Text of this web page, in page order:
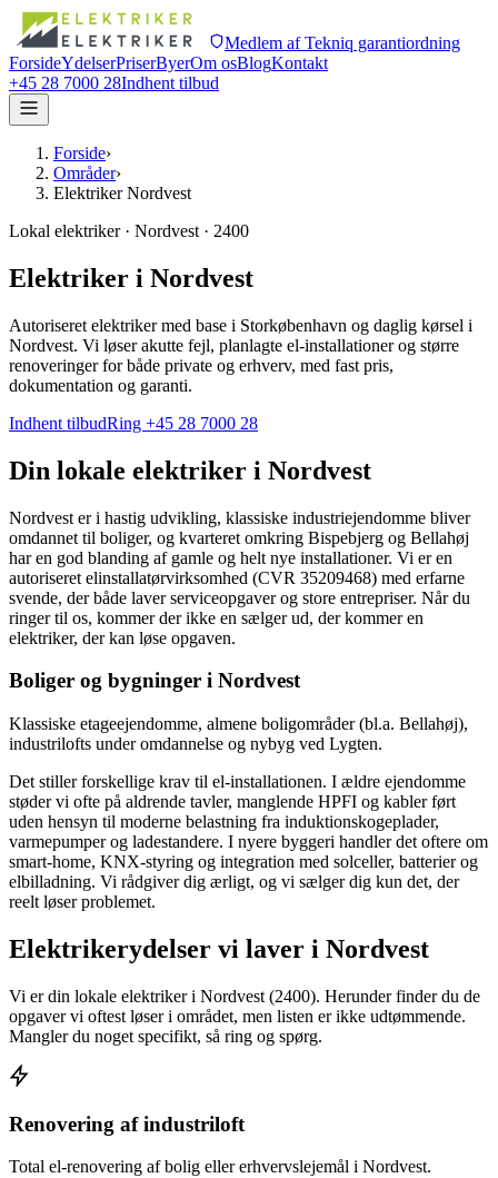
Medlem af Tekniq garantiordning
ForsideYdelserPriserByerOm osBlogKontakt
+45 28 7000 28Indhent tilbud
Forside›
Områder›
Elektriker Nordvest
Lokal elektriker · Nordvest · 2400
Elektriker i Nordvest
Autoriseret elektriker med base i Storkøbenhavn og daglig kørsel i
Nordvest. Vi løser akutte fejl, planlagte el-installationer og større
renoveringer for både private og erhverv, med fast pris,
dokumentation og garanti.
Indhent tilbudRing +45 28 7000 28
Din lokale elektriker i Nordvest
Nordvest er i hastig udvikling, klassiske industriejendomme bliver
omdannet til boliger, og kvarteret omkring Bispebjerg og Bellahøj
har en god blanding af gamle og helt nye installationer. Vi er en
autoriseret elinstallatørvirksomhed (CVR 35209468) med erfarne
svende, der både laver service­opgaver og store entrepriser. Når du
ringer til os, kommer der ikke en sælger ud, der kommer en
elektriker, der kan løse opgaven.
Boliger og bygninger i Nordvest
Klassiske etageejendomme, almene boligområder (bl.a. Bellahøj),
industrilofts under omdannelse og nybyg ved Lygten.
Det stiller forskellige krav til el-installationen. I ældre ejendomme
støder vi ofte på aldrende tavler, manglende HPFI og kabler ført
uden hensyn til moderne belastning fra induktionskogeplader,
varmepumper og ladestandere. I nyere byggeri handler det oftere om
smart-home, KNX-styring og integration med solceller, batterier og
elbilladning. Vi rådgiver dig ærligt, og vi sælger dig kun det, der
reelt løser problemet.
Elektrikerydelser vi laver i Nordvest
Vi er din lokale elektriker i Nordvest (2400). Herunder finder du de
opgaver vi oftest løser i området, men listen er ikke udtømmende.
Mangler du noget specifikt, så ring og spørg.
Renovering af industriloft
Total el-renovering af bolig eller erhvervslejemål i Nordvest.